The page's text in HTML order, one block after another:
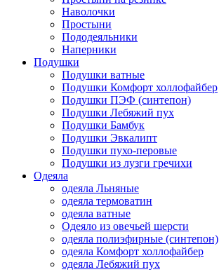
Наволочки
Простыни
Пододеяльники
Наперники
Подушки
Подушки ватные
Подушки Комфорт холлофайбер
Подушки ПЭФ (синтепон)
Подушки Лебяжий пух
Подушки Бамбук
Подушки Эвкалипт
Подушки пухо-перовые
Подушки из лузги гречихи
Одеяла
одеяла Льняные
одеяла термоватин
одеяла ватные
Одеяло из овечьей шерсти
одеяла полиэфирные (синтепон)
одеяла Комфорт холлофайбер
одеяла Лебяжий пух